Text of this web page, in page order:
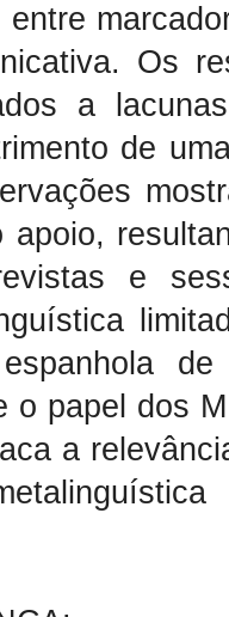
Os
a
de
apoio,
e
o papel dos
a